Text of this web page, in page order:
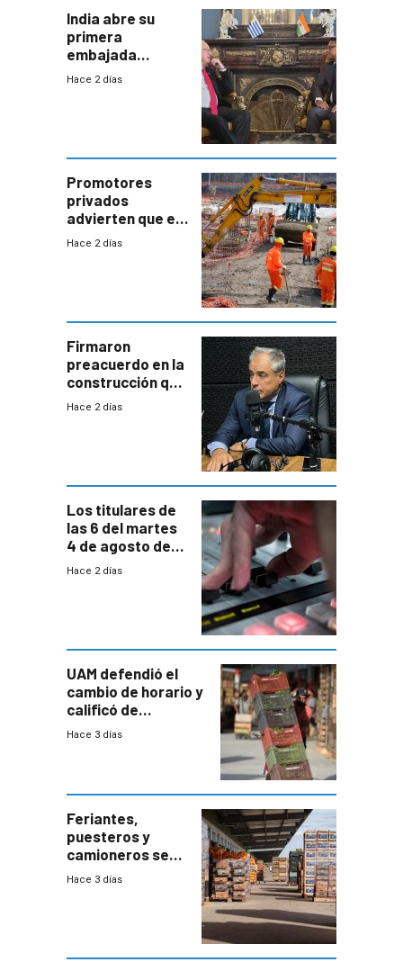
India abre su
primera
embajada
residente en
enorme
potencial
Hace 2 días
Promotores
privados
advierten que el
nuevo convenio
a revisar
proyectos
Hace 2 días
Firmaron
preacuerdo en la
construcción que
comprende
Hace 2 días
Los titulares de
las 6 del martes
4 de agosto de
2026
Hace 2 días
UAM defendió el
cambio de horario y
calificó de
“desproporcionado”
Hace 3 días
Feriantes,
puesteros y
camioneros se
movilizaron en
Hace 3 días